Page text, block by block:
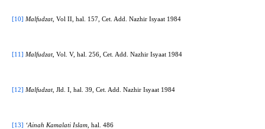
[10] Malfudzat, Vol II, hal. 157, Cet. Add. Nazhir Isyaat 1984
[11] Malfudzat, Vol. V, hal. 256, Cet. Add. Nazhir Isyaat 1984
[12] Malfudzat, Jld. I, hal. 39, Cet. Add. Nazhir Isyaat 1984
[13] ‘Ainah Kamalati Islam, hal. 486